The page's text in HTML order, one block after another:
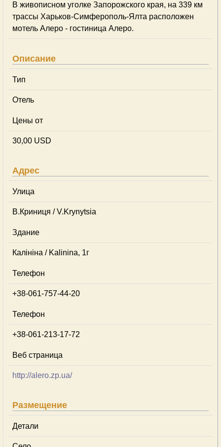
В живописном уголке Запорожского края, на 339 км
трассы Харьков-Симферополь-Ялта расположен
мотель Алеро - гостиница Алеро.
Описание
Тип
Отель
Цены от
30,00 USD
Адрес
Улица
В.Криниця / V.Krynytsia
Здание
Калініна / Kalinina, 1г
Телефон
+38-061-757-44-20
Телефон
+38-061-213-17-72
Веб страница
http://alero.zp.ua/
Размещение
Детали